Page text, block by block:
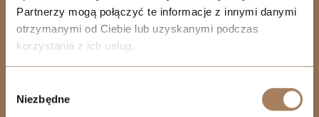
Partnerzy mogą połączyć te informacje z innymi danymi
otrzymanymi od Ciebie lub uzyskanymi podczas
korzystania z ich usług.
process your information.
zgody
Niezbędne
SPRZEDAŻ
ŁÓDŹ